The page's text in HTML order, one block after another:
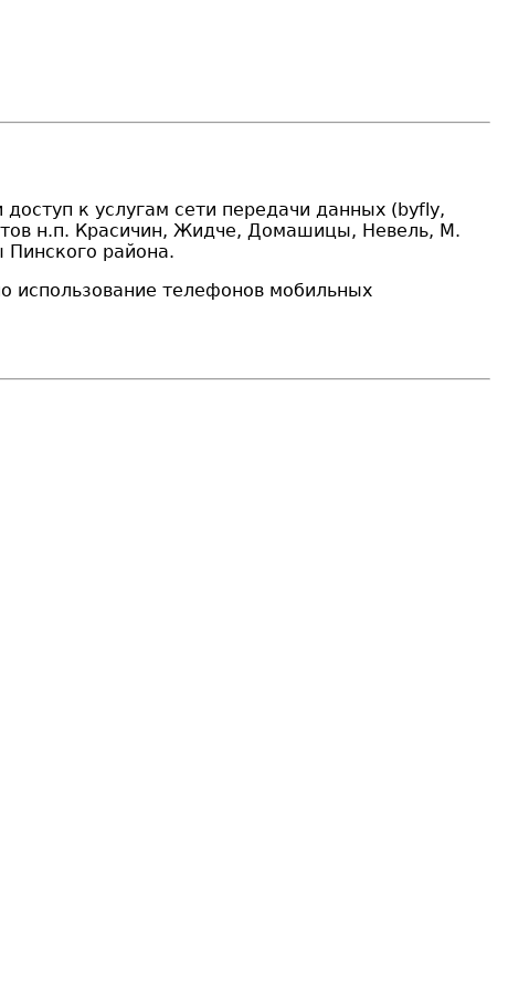
к услугам сети передачи данных (byfly,
н.п. Красичин, Жидче, Домашицы, Невель, М.
района.
использование телефонов мобильных